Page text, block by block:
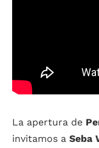
La apertura de
invitamos a Seba